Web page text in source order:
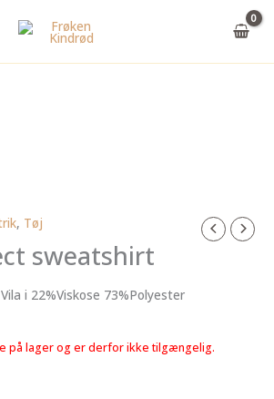
, Tøj
sweatshirt
i 22%Viskose 73%Polyester
på lager og er derfor ikke tilgængelig.